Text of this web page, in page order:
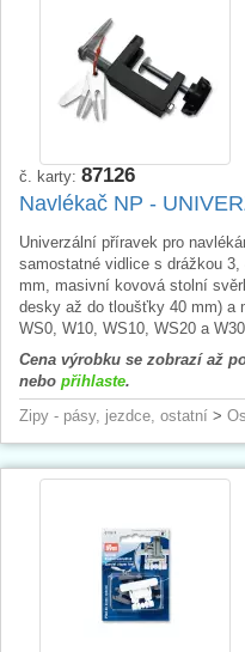
č. karty: 87126
Navlékač NP -
Univerzální příravek pro
samostatné vidlice s drážkou
mm, masivní kovová stolní
desky až do tloušťky 40 mm) a
WS0, W10, WS10, WS20 a
Cena výrobku se zobrazí až
nebo přihlaste.
Zipy - pásy, jezdce, ostatní >